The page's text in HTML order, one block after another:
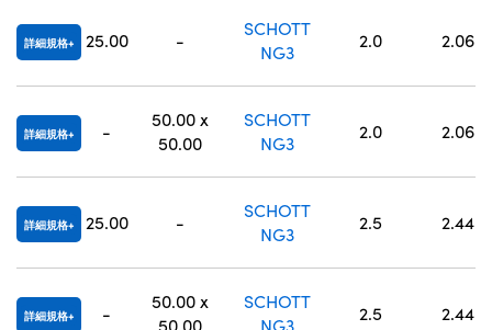
詳細規格 25.00 -
SCHOTT
NG3
2.0 2.06
詳細規格 -
50.00 x
50.00
SCHOTT
NG3
2.0 2.06
詳細規格 25.00 -
SCHOTT
NG3
2.5 2.44
詳細規格 -
50.00 x
50.00
SCHOTT
NG3
2.5 2.44